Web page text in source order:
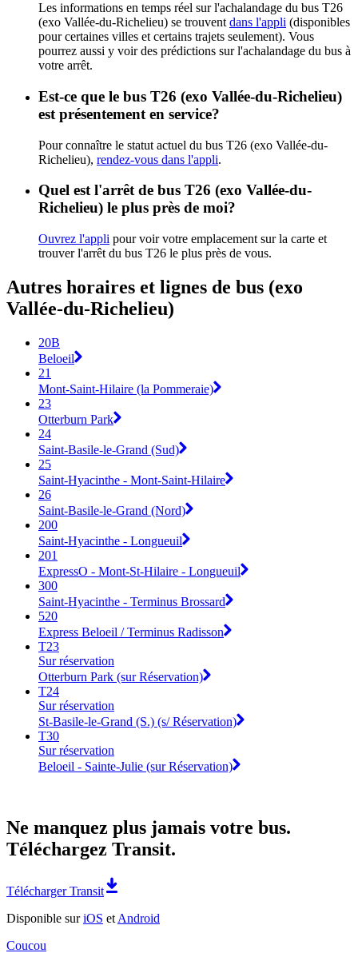
Les informations en temps réel sur l'achalandage du bus T26
(exo Vallée-du-Richelieu) se trouvent dans l'appli (disponibles
pour certaines villes et certains trajets seulement). Vous
pourrez aussi y voir des prédictions sur l'achalandage du bus à
votre arrêt.
Est-ce que le bus T26 (exo Vallée-du-Richelieu)
est présentement en service?
Pour connaître le statut actuel du bus T26 (exo Vallée-du-
Richelieu), rendez-vous dans l'appli.
Quel est l'arrêt de bus T26 (exo Vallée-du-
Richelieu) le plus près de moi?
Ouvrez l'appli pour voir votre emplacement sur la carte et
trouver l'arrêt du bus T26 le plus près de vous.
Autres horaires et lignes de bus (exo
Vallée-du-Richelieu)
20B
Beloeil
21
Mont-Saint-Hilaire (la Pommeraie)
23
Otterburn Park
24
Saint-Basile-le-Grand (Sud)
25
Saint-Hyacinthe - Mont-Saint-Hilaire
26
Saint-Basile-le-Grand (Nord)
200
Saint-Hyacinthe - Longueuil
201
ExpressO - Mont-St-Hilaire - Longueuil
300
Saint-Hyacinthe - Terminus Brossard
520
Express Beloeil / Terminus Radisson
T23
Sur réservation
Otterburn Park (sur Réservation)
T24
Sur réservation
St-Basile-le-Grand (S.) (s/ Réservation)
T30
Sur réservation
Beloeil - Sainte-Julie (sur Réservation)
Ne manquez plus jamais votre bus.
Téléchargez Transit.
Télécharger Transit
Disponible suriOS et Android
Coucou